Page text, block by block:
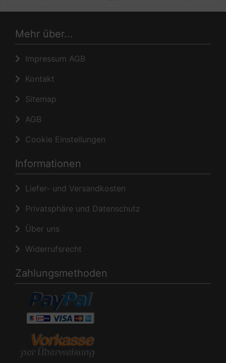
Mehr über...
Impressum AGB
Kontakt
Sitemap
AGB
Cookie Einstellungen
Informationen
Liefer- und Versandkosten
Privatsphäre und Datenschutz
Über uns
Widerrufsrecht
Zahlungsmethoden